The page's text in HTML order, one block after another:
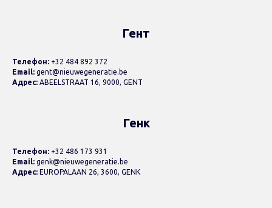
Гент
Телефон: +32 484 892 372
Email: gent@nieuwegeneratie.be
Адрес: ABEELSTRAAT 16, 9000, GENT
Генк
Телефон: +32 486 173 931
Email: genk@nieuwegeneratie.be
Адрес: EUROPALAAN 26, 3600, GENK